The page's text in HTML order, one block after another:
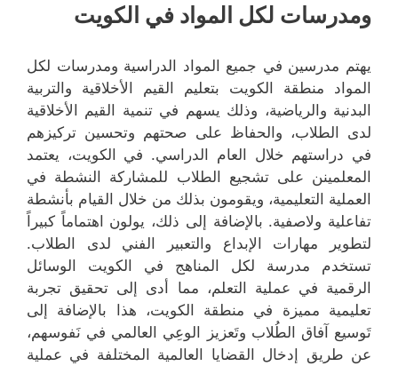
ومدرسات لكل المواد في الكويت
يهتم مدرسين في جميع المواد الدراسية ومدرسات لكل
المواد منطقة الكويت بتعليم القيم الأخلاقية والتربية
البدنية والرياضية، وذلك يسهم في تنمية القيم الأخلاقية
لدى الطلاب، والحفاظ على صحتهم وتحسين تركيزهم
في دراستهم خلال العام الدراسي. في الكويت، يعتمد
المعلمينن على تشجيع الطلاب للمشاركة النشطة في
العملية التعليمية، ويقومون بذلك من خلال القيام بأنشطة
تفاعلية ولاصفية. بالإضافة إلى ذلك، يولون اهتماماً كبيراً
لتطوير مهارات الإبداع والتعبير الفني لدى الطلاب.
تستخدم مدرسة لكل المناهج في الكويت الوسائل
الرقمية في عملية التعلم، مما أدى إلى تحقيق تجربة
تعليمية مميزة في منطقة الكويت، هذا بالإضافة إلى
تَوسيع آفاق الطُلاب وتَعزيز الوعِي العالمي في نَفوسهم،
عن طريق إدخال القضايا العالمية المختلفة في عملية